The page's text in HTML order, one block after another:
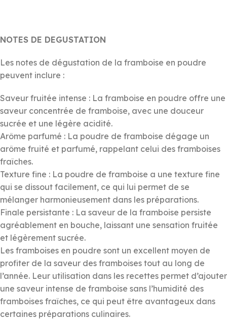
NOTES DE DEGUSTATION
Les notes de dégustation de la framboise en poudre
peuvent inclure :
Saveur fruitée intense : La framboise en poudre offre une
saveur concentrée de framboise, avec une douceur
sucrée et une légère acidité.
Arôme parfumé : La poudre de framboise dégage un
arôme fruité et parfumé, rappelant celui des framboises
fraîches.
Texture fine : La poudre de framboise a une texture fine
qui se dissout facilement, ce qui lui permet de se
mélanger harmonieusement dans les préparations.
Finale persistante : La saveur de la framboise persiste
agréablement en bouche, laissant une sensation fruitée
et légèrement sucrée.
Les framboises en poudre sont un excellent moyen de
profiter de la saveur des framboises tout au long de
l’année. Leur utilisation dans les recettes permet d’ajouter
une saveur intense de framboise sans l’humidité des
framboises fraîches, ce qui peut être avantageux dans
certaines préparations culinaires.